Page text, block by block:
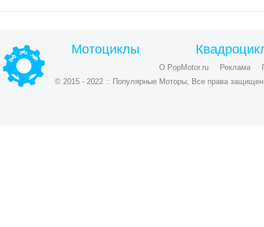
Мотоциклы
О PopMotor.ru Реклама
© 2015 - 2022 :: Популярные Моторы, Все права